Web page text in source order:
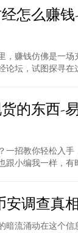
怎么赚
，赚钱仿佛是一场
坛，试图探寻在
的东西-
一招教你轻松入手
跟小编我一样，有
安调查真
暗流涌动在这个信